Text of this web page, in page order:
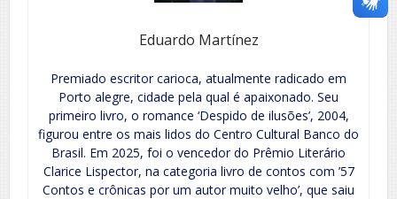
Eduardo Martínez
Premiado escritor carioca, atualmente radicado em
Porto alegre, cidade pela qual é apaixonado. Seu
primeiro livro, o romance ‘Despido de ilusões’, 2004,
figurou entre os mais lidos do Centro Cultural Banco do
Brasil. Em 2025, foi o vencedor do Prêmio Literário
Clarice Lispector, na categoria livro de contos com ’57
Contos e crônicas por um autor muito velho’, que saiu